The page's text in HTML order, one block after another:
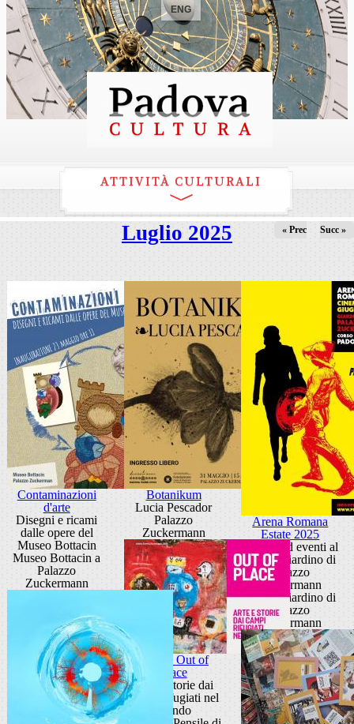
ENG
ATTIVITÀ CULTURALI
Luglio 2025 « Prec Succ »
Contaminazioni
d'arte
Disegni e ricami
dalle opere del
Museo Bottacin
Museo Bottacin a
Palazzo
Zuckermann
Botanikum
Lucia Pescador
Palazzo
Zuckermann
Arena Romana
Estate 2025
cinema ed eventi al
Teatro Giardino di
Palazzo
Zuckermann
Teatro Giardino di
Palazzo
Zuckermann
Mostra Out of
Place
Arte e storie dai
campi rifugiati nel
mondo